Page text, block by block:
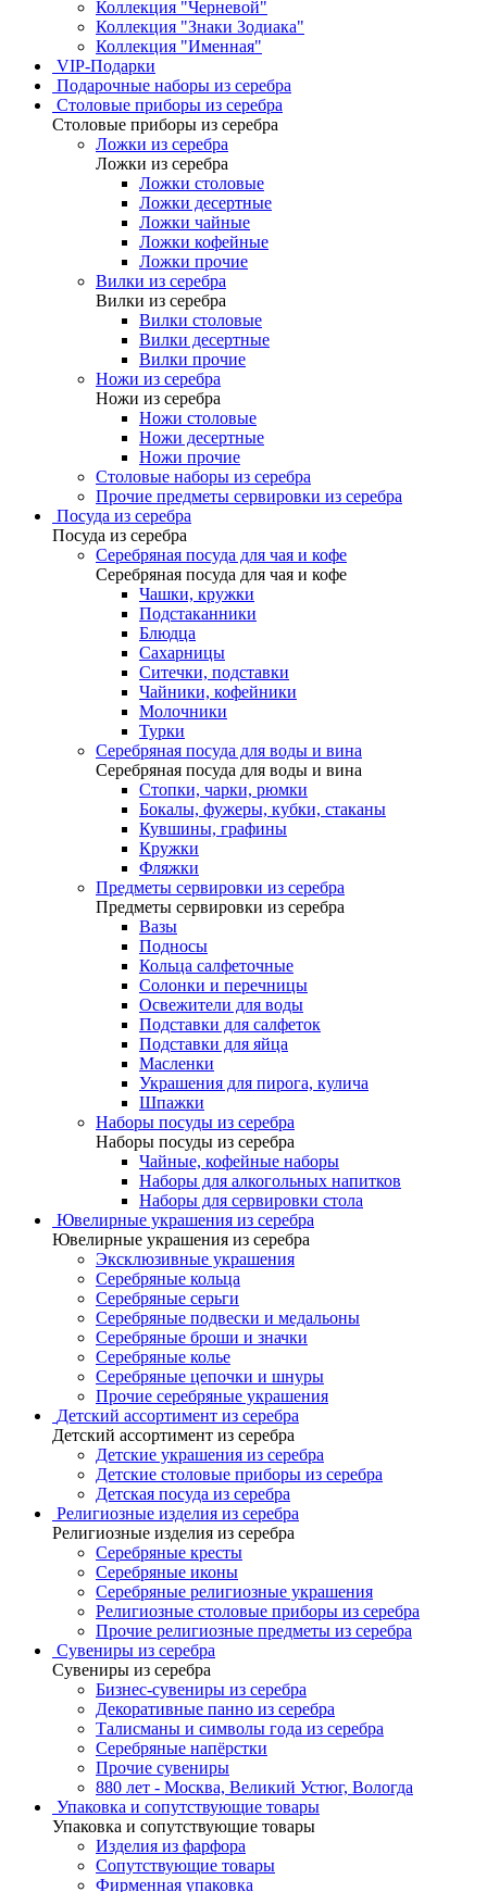
Коллекция "Черневой"
Коллекция "Знаки Зодиака"
Коллекция "Именная"
VIP-Подарки
Подарочные наборы из серебра
Столовые приборы из серебра
Столовые приборы из серебра
Ложки из серебра
Ложки из серебра
Ложки столовые
Ложки десертные
Ложки чайные
Ложки кофейные
Ложки прочие
Вилки из серебра
Вилки из серебра
Вилки столовые
Вилки десертные
Вилки прочие
Ножи из серебра
Ножи из серебра
Ножи столовые
Ножи десертные
Ножи прочие
Столовые наборы из серебра
Прочие предметы сервировки из серебра
Посуда из серебра
Посуда из серебра
Серебряная посуда для чая и кофе
Серебряная посуда для чая и кофе
Чашки, кружки
Подстаканники
Блюдца
Сахарницы
Ситечки, подставки
Чайники, кофейники
Молочники
Турки
Серебряная посуда для воды и вина
Серебряная посуда для воды и вина
Стопки, чарки, рюмки
Бокалы, фужеры, кубки, стаканы
Кувшины, графины
Кружки
Фляжки
Предметы сервировки из серебра
Предметы сервировки из серебра
Вазы
Подносы
Кольца салфеточные
Солонки и перечницы
Освежители для воды
Подставки для салфеток
Подставки для яйца
Масленки
Украшения для пирога, кулича
Шпажки
Наборы посуды из серебра
Наборы посуды из серебра
Чайные, кофейные наборы
Наборы для алкогольных напитков
Наборы для сервировки стола
Ювелирные украшения из серебра
Ювелирные украшения из серебра
Эксклюзивные украшения
Серебряные кольца
Серебряные серьги
Серебряные подвески и медальоны
Серебряные броши и значки
Серебряные колье
Серебряные цепочки и шнуры
Прочие серебряные украшения
Детский ассортимент из серебра
Детский ассортимент из серебра
Детские украшения из серебра
Детские столовые приборы из серебра
Детская посуда из серебра
Религиозные изделия из серебра
Религиозные изделия из серебра
Серебряные кресты
Серебряные иконы
Серебряные религиозные украшения
Религиозные столовые приборы из серебра
Прочие религиозные предметы из серебра
Сувениры из серебра
Сувениры из серебра
Бизнес-сувениры из серебра
Декоративные панно из серебра
Талисманы и символы года из серебра
Серебряные напёрстки
Прочие сувениры
880 лет - Москва, Великий Устюг, Вологда
Упаковка и сопутствующие товары
Упаковка и сопутствующие товары
Изделия из фарфора
Сопутствующие товары
Фирменная упаковка